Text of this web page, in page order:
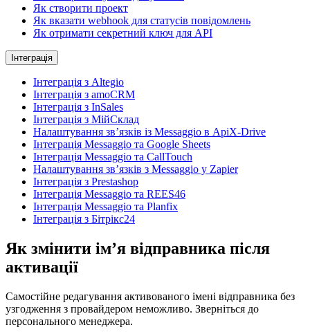
Як створити проект
Як вказати webhook для статусів повідомлень
Як отримати секретний ключ для API
Інтеграція
Інтеграція з Altegio
Інтеграція з amoCRM
Інтеграція з InSales
Інтеграція з МійСклад
Налаштування зв’язків із Messaggio в ApiX-Drive
Інтеграція Messaggio та Google Sheets
Інтеграція Messaggio та CallTouch
Налаштування зв’язків з Messaggio у Zapier
Інтеграція з Prestashop
Інтеграція Messaggio та REES46
Інтеграція Messaggio та Planfix
Інтеграція з Бітрікс24
Як змінити ім’я відправника після
активації
Самостійне редагування активованого імені відправника без
узгодження з провайдером неможливо. Зверніться до
персонального менеджера.